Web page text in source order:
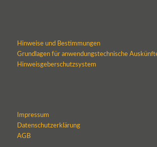
Hinweise und Bestimmungen
Grundlagen für anwendungstechnische
Hinweisgeberschutzsystem
Impressum
Datenschutzerklärung
AGB